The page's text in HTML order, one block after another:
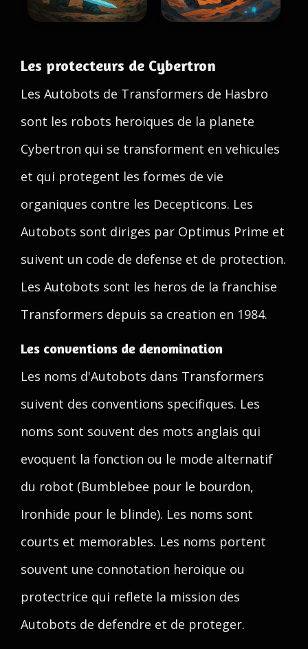
Les protecteurs de Cybertron
Les Autobots de Transformers de Hasbro
sont les robots heroiques de la planete
Cybertron qui se transforment en vehicules
et qui protegent les formes de vie
organiques contre les Decepticons. Les
Autobots sont diriges par Optimus Prime et
suivent un code de defense et de protection.
Les Autobots sont les heros de la franchise
Transformers depuis sa creation en 1984.
Les conventions de denomination
Les noms d'Autobots dans Transformers
suivent des conventions specifiques. Les
noms sont souvent des mots anglais qui
evoquent la fonction ou le mode alternatif
du robot (Bumblebee pour le bourdon,
Ironhide pour le blinde). Les noms sont
courts et memorables. Les noms portent
souvent une connotation heroique ou
protectrice qui reflete la mission des
Autobots de defendre et de proteger.